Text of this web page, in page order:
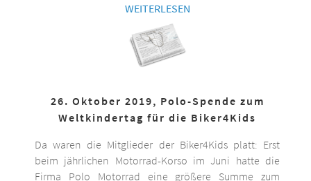
WEITERLESEN
26. Oktober 2019, Polo-Spende zum
Weltkindertag für die Biker4Kids
Da waren die Mitglieder der Biker4Kids platt: Erst
beim jährlichen Motorrad-Korso im Juni hatte die
Firma Polo Motorrad eine größere Summe zum